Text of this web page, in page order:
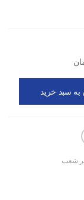
به سبد خرید
شعب